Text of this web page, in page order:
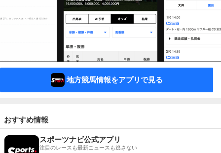
地方競馬情報をアプリで見る
おすすめ情報
スポーツナビ公式アプリ
注目のレースも最新ニュースも逃さない